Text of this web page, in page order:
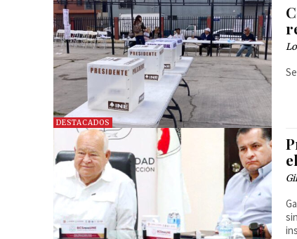
DESTACADOS